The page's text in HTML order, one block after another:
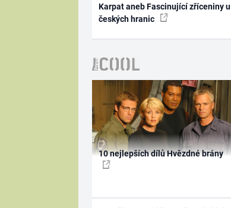
Karpat aneb Fascinující zříceniny u
českých hranic
10 nejlepších dílů Hvězdné brány